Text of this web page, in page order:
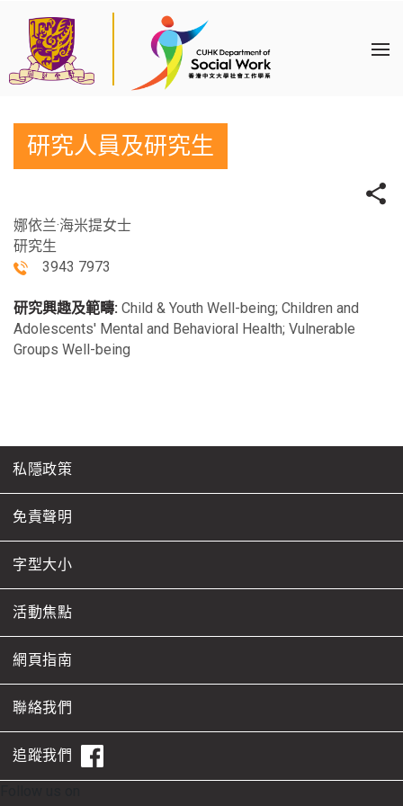
研究人員及研究生
娜依兰·海米提女士
研究生
3943 7973
研究興趣及範疇: Child & Youth Well-being; Children and
Adolescents' Mental and Behavioral Health; Vulnerable
Groups Well-being
私隱政策
免責聲明
字型大小
活動焦點
網頁指南
聯絡我們
追蹤我們